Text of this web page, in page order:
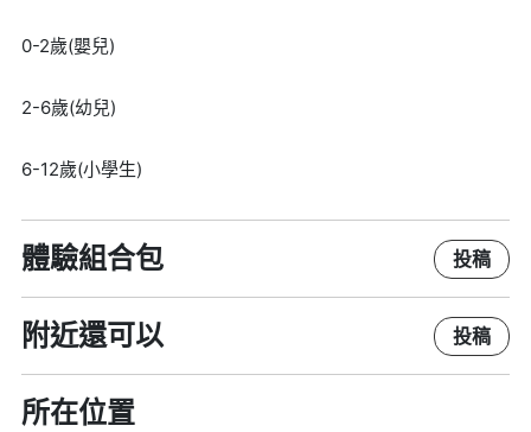
0-2歲(嬰兒)
2-6歲(幼兒)
6-12歲(小學生)
體驗組合包 投稿
附近還可以 投稿
所在位置